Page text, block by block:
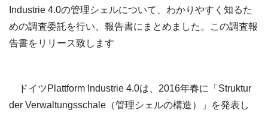
Industrie 4.0の管理シェルについて、わかりやすく知るた
めの調査委託を行い、報告書にまとめました。この調査報
告書をリリース致します
ドイツPlattform Industrie 4.0は、2016年春に「Struktur
der Verwaltungsschale（管理シェルの構造）」を発表し